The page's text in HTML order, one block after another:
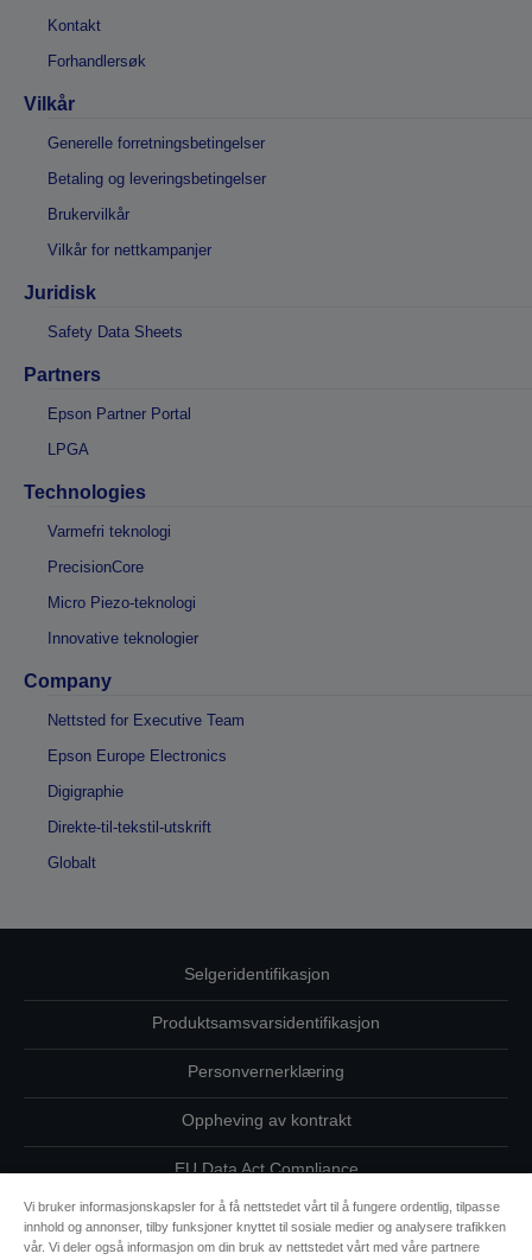
Kontakt
Forhandlersøk
Vilkår
Generelle forretningsbetingelser
Betaling og leveringsbetingelser
Brukervilkår
Vilkår for nettkampanjer
Juridisk
Safety Data Sheets
Partners
Epson Partner Portal
LPGA
Technologies
Varmefri teknologi
PrecisionCore
Micro Piezo-teknologi
Innovative teknologier
Company
Nettsted for Executive Team
Epson Europe Electronics
Digigraphie
Direkte-til-tekstil-utskrift
Globalt
Selgeridentifikasjon
Produktsamsvarsidentifikasjon
Personvernerklæring
Oppheving av kontrakt
EU Data Act Compliance
Ta kontakt med oss vedrørende personopplysningene dine
Vi bruker informasjonskapsler for å få nettstedet vårt til å fungere ordentlig, tilpasse
innhold og annonser, tilby funksjoner knyttet til sosiale medier og analysere trafikken
vår. Vi deler også informasjon om din bruk av nettstedet vårt med våre partnere